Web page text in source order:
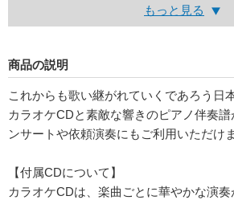
もっと見る
商品の説明
これからも歌い継がれていくであろう日
カラオケCDと素敵な響きのピアノ伴奏
ンサートや依頼演奏にもご利用いただけま
【付属CDについて】
カラオケCDは、楽曲ごとに華やかな演